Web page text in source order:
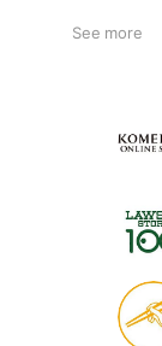
See more